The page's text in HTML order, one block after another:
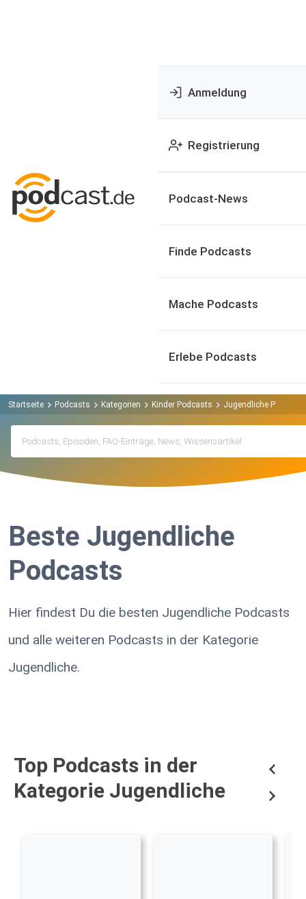
Anmeldung
Registrierung
Podcast-News
Finde Podcasts
Mache Podcasts
Erlebe Podcasts
Startseite Podcasts Kategorien Kinder Podcasts Jugendliche Podcasts
Beste Jugendliche
Podcasts
Hier findest Du die besten Jugendliche Podcasts
und alle weiteren Podcasts in der Kategorie
Jugendliche.
Top Podcasts in der
Kategorie Jugendliche